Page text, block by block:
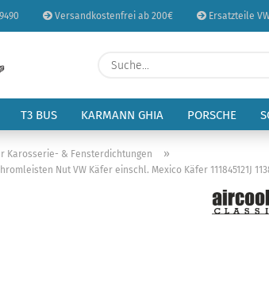
Versandkostenfrei ab 200€ Ersatzteile
T3 BUS KARMANN GHIA PORSCHE
Karosserie- & Fensterdichtungen »
Nut VW Käfer einschl. Mexico Käfer 111845121J